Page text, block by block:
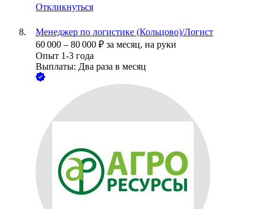
Откликнуться
Менеджер по логистике (Кольцово)/Логист
60 000 – 80 000 ₽ за месяц, на руки
Опыт 1-3 года
Выплаты: Два раза в месяц